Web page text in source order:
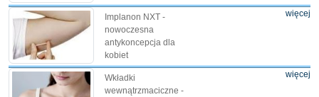
Implanon NXT -
nowoczesna
antykoncepcja dla
kobiet
więcej
Wkładki
wewnątrzmaciczne -
więcej